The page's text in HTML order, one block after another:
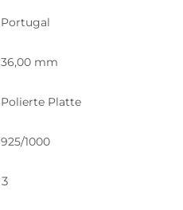
Portugal
36,00 mm
Polierte Platte
925/1000
3